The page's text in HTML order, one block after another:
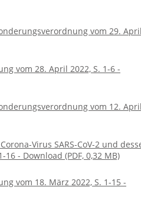
vom 29. April
vom 28. April 2022, S. 1-6 -
vom 12. April
Virus SARS-CoV-2 und
- Download (PDF, 0,32 MB)
vom 18. März 2022, S. 1-15 -